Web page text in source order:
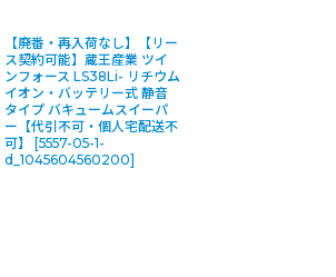
【廃番・再入荷なし】【リー
ス契約可能】蔵王産業 ツイ
ンフォース LS38Li- リチウム
イオン・バッテリー式 静音
タイプ バキュームスイーパ
ー【代引不可・個人宅配送不
可】
[5557-05-1-
d_1045604560200]